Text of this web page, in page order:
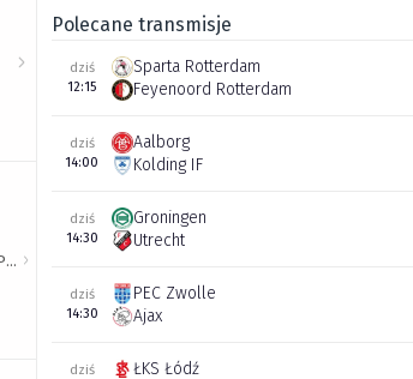
Ameryka Północna i Południowa
Polecane transmisje
dziś
12:15
Sparta Rotterdam
Feyenoord Rotterdam
dziś
14:00
Aalborg
Kolding IF
dziś
14:30
Groningen
Utrecht
dziś
14:30
PEC Zwolle
Ajax
dziś
ŁKS Łódź